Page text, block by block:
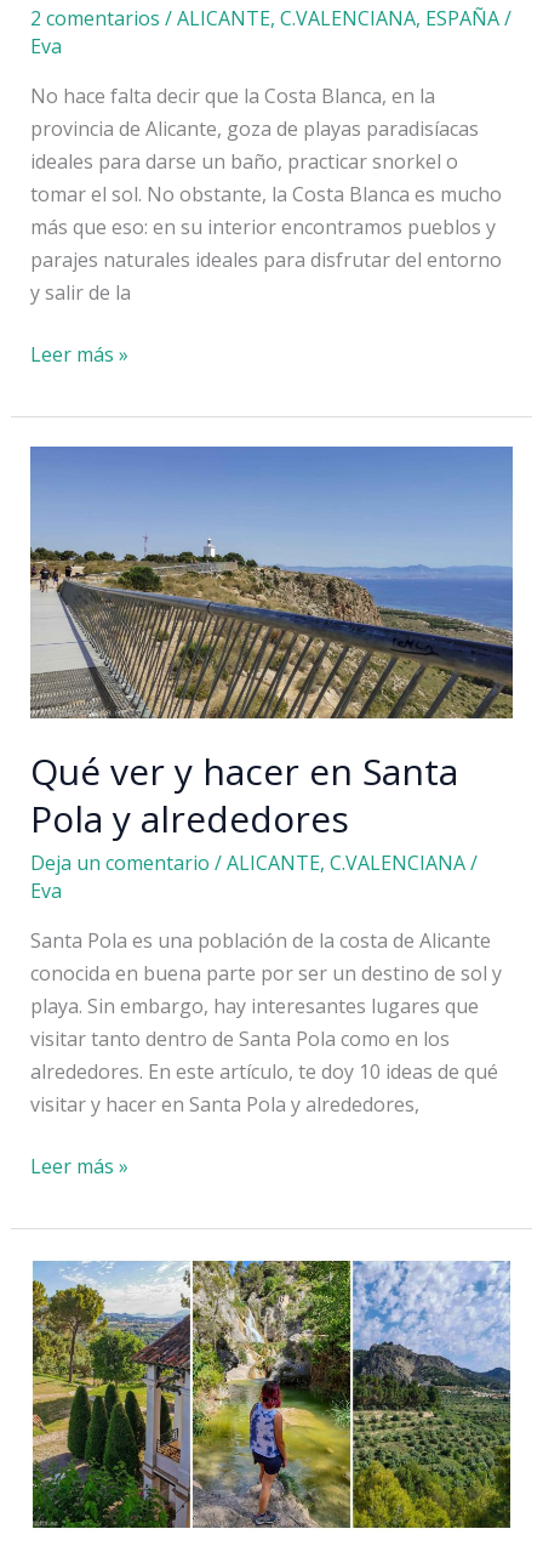
2 comentarios /ALICANTE, C.VALENCIANA, ESPAÑA/
Eva
No hace falta decir que la Costa Blanca, en la
provincia de Alicante, goza de playas paradisíacas
ideales para darse un baño, practicar snorkel o
tomar el sol. No obstante, la Costa Blanca es mucho
más que eso: en su interior encontramos pueblos y
parajes naturales ideales para disfrutar del entorno
y salir de la
Qué
en
la
9
planes
su
interior
Leer más »
Qué ver y hacer en Santa
Pola y alrededores
Deja un comentario /ALICANTE, C.VALENCIANA/
Eva
Santa Pola es una población de la costa de Alicante
conocida en buena parte por ser un destino de sol y
playa. Sin embargo, hay interesantes lugares que
visitar tanto dentro de Santa Pola como en los
alrededores. En este artículo, te doy 10 ideas de qué
visitar y hacer en Santa Pola y alrededores,
Qué
y
hacer
en
Santa
Pola
y
alrededores
Leer más »